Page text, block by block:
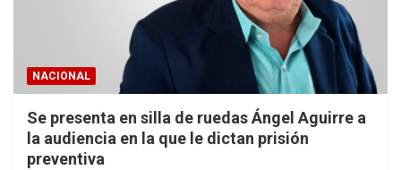
NACIONAL
Se presenta en silla de ruedas Ángel Aguirre a
la audiencia en la que le dictan prisión
preventiva